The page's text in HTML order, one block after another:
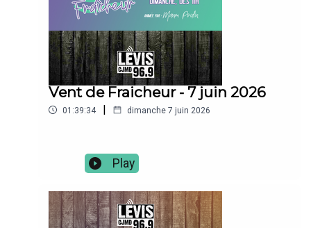
Vent de Fraicheur - 7 juin 2026
01:39:34 | dimanche 7 juin 2026
Play